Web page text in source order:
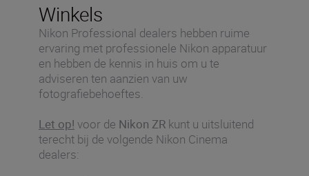
Winkels
Nikon Professional dealers hebben ruime
ervaring met professionele Nikon apparatuur
en hebben de kennis in huis om u te
adviseren ten aanzien van uw
fotografiebehoeftes.
Let op! voor de Nikon ZR kunt u uitsluitend
terecht bij de volgende Nikon Cinema
dealers: